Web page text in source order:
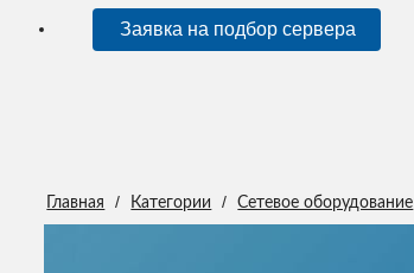
Заявка на подбор сервера
Главная / Категории / Сетевое оборудование